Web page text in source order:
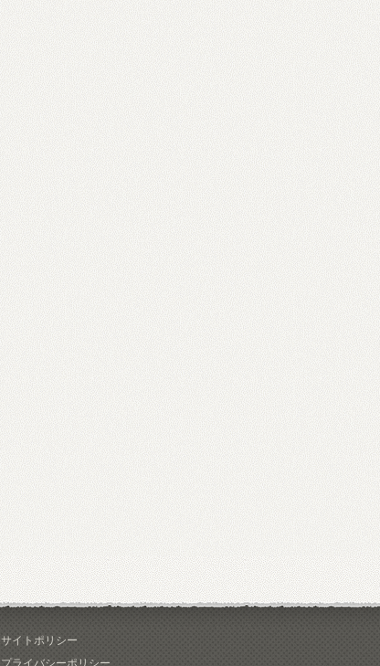
サイトポリシー
プライバシーポリシー